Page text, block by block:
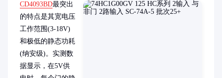
CD4093BD最突出
的特点是其宽电压
工作范围(3-18V)
和极低的静态功耗
(纳安级)。实测数
据显示，在5V供